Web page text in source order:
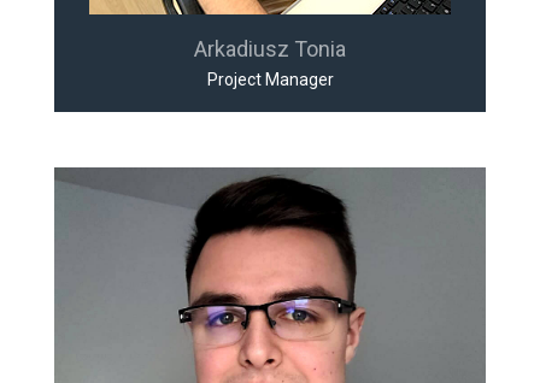
Arkadiusz Tonia
Project Manager